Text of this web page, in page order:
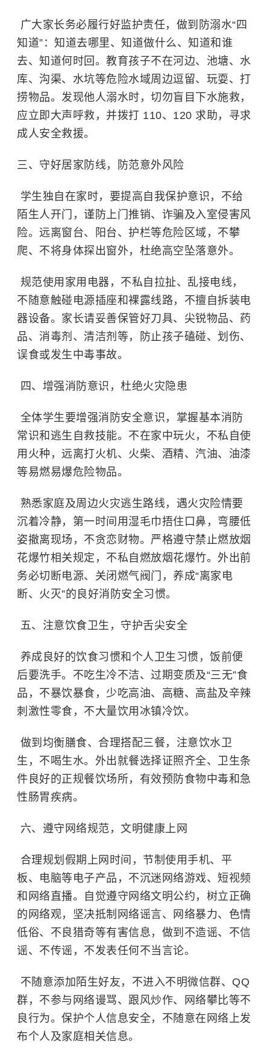
广大家长务必履行好监护责任，做到防溺水“四
知道”：知道去哪里、知道做什么、知道和谁
去、知道何时回。教育孩子不在河边、池塘、水
库、沟渠、水坑等危险水域周边逗留、玩耍、打
捞物品。发现他人溺水时，切勿盲目下水施救，
应立即大声呼救，并拨打 110、120 求助，寻求
成人安全救援。
三、守好居家防线，防范意外风险
学生独自在家时，要提高自我保护意识，不给
陌生人开门，谨防上门推销、诈骗及入室侵害风
险。远离窗台、阳台、护栏等危险区域，不攀
爬、不将身体探出窗外，杜绝高空坠落意外。
规范使用家用电器，不私自拉扯、乱接电线，
不随意触碰电源插座和裸露线路，不擅自拆装电
器设备。家长请妥善保管好刀具、尖锐物品、药
品、消毒剂、清洁剂等，防止孩子磕碰、划伤、
误食或发生中毒事故。
四、增强消防意识，杜绝火灾隐患
全体学生要增强消防安全意识，掌握基本消防
常识和逃生自救技能。不在家中玩火，不私自使
用火种，远离打火机、火柴、酒精、汽油、油漆
等易燃易爆危险物品。
熟悉家庭及周边火灾逃生路线，遇火灾险情要
沉着冷静，第一时间用湿毛巾捂住口鼻，弯腰低
姿撤离现场，不贪恋财物。严格遵守禁止燃放烟
花爆竹相关规定，不私自燃放烟花爆竹。外出前
务必切断电源、关闭燃气阀门，养成“离家电
断、火灭”的良好消防安全习惯。
五、注意饮食卫生，守护舌尖安全
养成良好的饮食习惯和个人卫生习惯，饭前便
后要洗手。不吃生冷不洁、过期变质及“三无”食
品，不暴饮暴食，少吃高油、高糖、高盐及辛辣
刺激性零食，不大量饮用冰镇冷饮。
做到均衡膳食、合理搭配三餐，注意饮水卫
生，不喝生水。外出就餐选择证照齐全、卫生条
件良好的正规餐饮场所，有效预防食物中毒和急
性肠胃疾病。
六、遵守网络规范，文明健康上网
合理规划假期上网时间，节制使用手机、平
板、电脑等电子产品，不沉迷网络游戏、短视频
和网络直播。自觉遵守网络文明公约，树立正确
的网络观，坚决抵制网络谣言、网络暴力、色情
低俗、不良猎奇等有害信息，做到不造谣、不信
谣、不传谣，不发表任何不当言论。
不随意添加陌生好友，不进入不明微信群、QQ
群，不参与网络谩骂、跟风炒作、网络攀比等不
良行为。保护个人信息安全，不随意在网络上发
布个人及家庭相关信息。